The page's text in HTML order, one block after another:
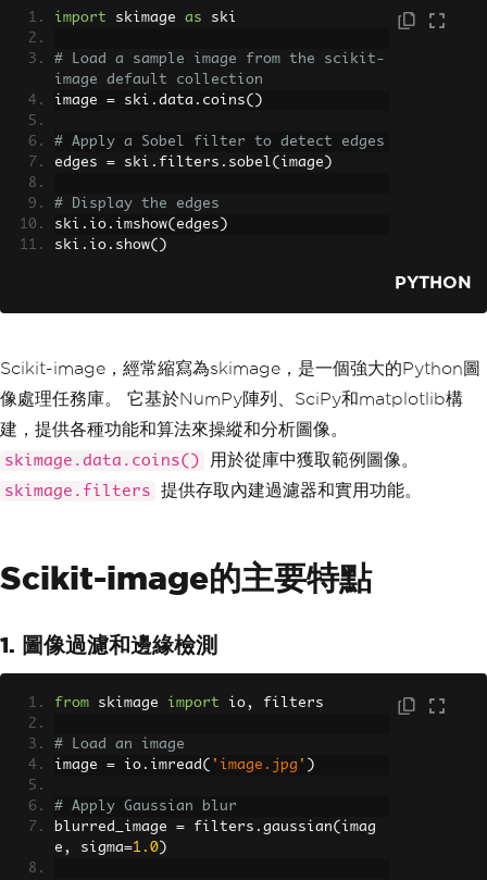
import skimage as ski
# Load a sample image from the scikit-
image default collection
image = ski . data . coins()
# Apply a Sobel filter to detect edges
edges = ski . filters . sobel( image )
# Display the edges
ski . io . imshow( edges )
ski . io . show()
PYTHON
Scikit-image，經常縮寫為skimage，是一個強大的Python圖
像處理任務庫。 它基於NumPy陣列、SciPy和matplotlib構
建，提供各種功能和算法來操縱和分析圖像。
skimage.data.coins() 用於從庫中獲取範例圖像。
skimage.filters 提供存取內建過濾器和實用功能。
Scikit-image的主要特點
1. 圖像過濾和邊緣檢測
from skimage import io, filters
# Load an image
image = io . imread ( 'image.jpg' )
# Apply Gaussian blur
blurred_image = filters . gaussian( imag
e , sigma=1.0 )